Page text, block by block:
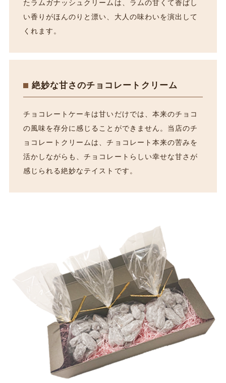
たラムガナッシュクリームは、ラムの甘くて香ばし
い香りがほんのりと漂い、大人の味わいを演出して
くれます。
絶妙な甘さのチョコレートクリーム
チョコレートケーキは甘いだけでは、本来のチョコ
の風味を存分に感じることができません。当店のチ
ョコレートクリームは、チョコレート本来の苦みを
活かしながらも、チョコレートらしい幸せな甘さが
感じられる絶妙なテイストです。